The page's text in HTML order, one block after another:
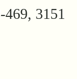
3151